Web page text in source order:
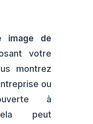
image de
votre
montrez
ou
à
peut